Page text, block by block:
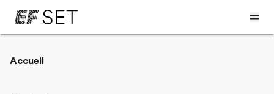
Accueil